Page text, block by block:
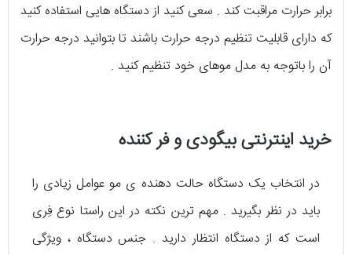
برابر حرارت مراقبت کند . سعی کنید از دستگاه هایی استفاده کنید
که دارای قابلیت تنظیم درجه حرارت باشند تا بتوانید درجه حرارت
آن را باتوجه به مدل موهای خود تنظیم کنید .
خرید اینترنتی بیگودی و فر کننده
در انتخاب یک دستگاه حالت دهنده‌ ی مو عوامل زیادی را
باید در نظر بگیرید . مهم ترین نکته‌ در این راستا نوع فِری
است که از دستگاه انتظار دارید . جنس دستگاه ، ویژگی‌